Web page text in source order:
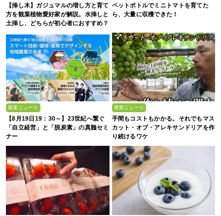
【挿し木】ガジュマルの増し方と育て
方を観葉植物愛好家が解説。水挿しと
土挿し、どちらが初心者におすすめ？
ペットボトルでミニトマトを育てた
ら、大量に収穫できた！
農業ニュース
【8月19日19：30～】23世紀へ繋ぐ
「自立経営」と「脱炭素」の真髄セミ
ナー
農業ニュース
手間もコストもかかる。それでもマス
カット・オブ・アレキサンドリアを作
り続けるワケ